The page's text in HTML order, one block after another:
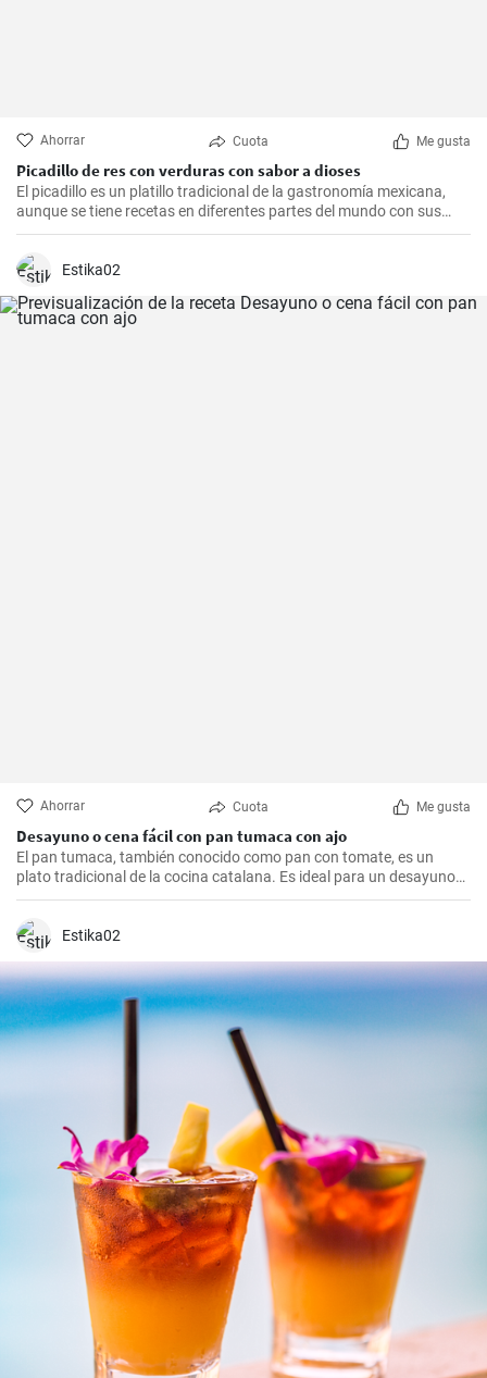
Ahorrar Cuota Me gusta
Picadillo de res con verduras con sabor a dioses
El picadillo es un platillo tradicional de la gastronomía mexicana,
aunque se tiene recetas en diferentes partes del mundo con sus
propias variaciones. Es una mezcla de carne molida con vegetales y
especias que se sirve comúnmente con tortillas o arroz. Es un
platillo fácil de preparar y muy sabroso.
Estika02
Ahorrar Cuota Me gusta
Desayuno o cena fácil con pan tumaca con ajo
El pan tumaca, también conocido como pan con tomate, es un
plato tradicional de la cocina catalana. Es ideal para un desayuno
ligero, una cena rápida o para acompañar un buen jamón ibérico.
Se caracteriza por su sencillez y frescura.
Estika02